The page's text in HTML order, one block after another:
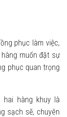
phục làm việc,
muốn đặt sự
phục quan trọng
hai hàng khuy là
sạch sẽ, chuyên